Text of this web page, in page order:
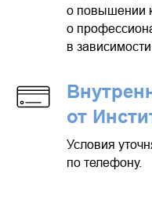
о повышении
о
в
от
Условия
по телефону.